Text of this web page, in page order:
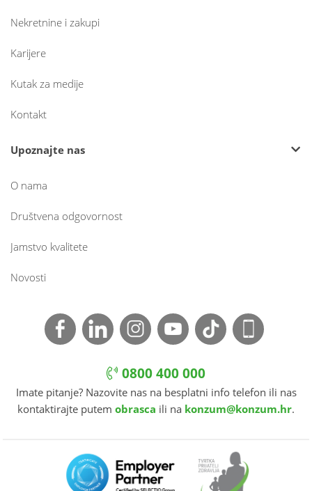
Nekretnine i zakupi
Karijere
Kutak za medije
Kontakt
Upoznajte nas
O nama
Društvena odgovornost
Jamstvo kvalitete
Novosti
0800 400 000
Imate pitanje? Nazovite nas na besplatni info telefon ili nas
kontaktirajte putem obrasca ili na konzum@konzum.hr.